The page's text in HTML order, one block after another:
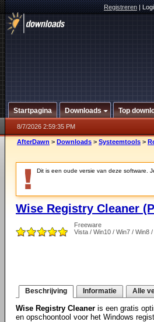
Registreren|
Startpagina Downloads Top
8/7/2026 2:59:35 PM
AfterDawn > Downloads > Systeemtools >
Dit is een oude versie van deze software.
Wise Registry Cleaner
Freeware
Vista / Win10 / Win7 / Win8 /
Beschrijving Informatie Alle
Wise Registry Cleaner is een gratis
en opschoontool voor het Windows